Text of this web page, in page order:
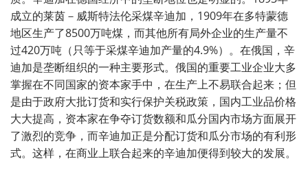
成立的莱茵－威斯特法伦采煤辛迪加， 1909年在多特蒙德
地区生产了8500万吨煤，而其他所有局外企业的生产量不
过420万吨（只等于采煤辛迪加产量的4.9%）。在俄国，辛
迪加是垄断组织的一种主要形式。俄国的重要工业企业大多
掌握在不同国家的资本家手中，在生产上不易联合起来；但
是由于政府大批订货和实行保护关税政策，国内工业品价格
大大提高，资本家在争夺订货数额和瓜分国内市场方面展开
了激烈的竞争，而辛迪加正是分配订货和瓜分市场的有利形
式。这样，在商业上联合起来的辛迪加便得到较大的发展。